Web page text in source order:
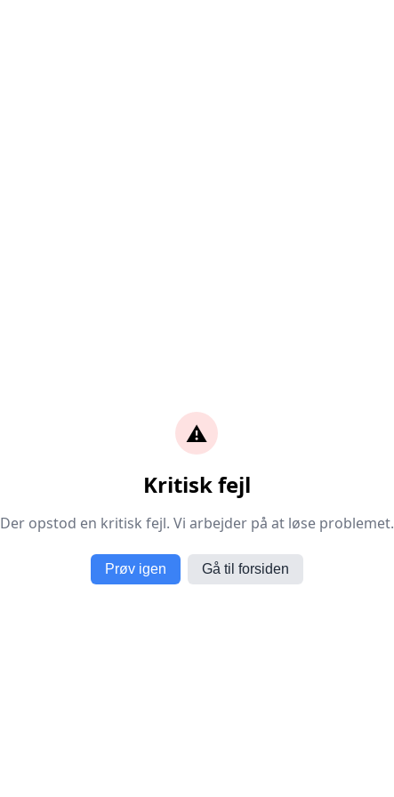
⚠️
Kritisk fejl
Der opstod en kritisk fejl. Vi arbejder på at løse problemet.
Prøv igen Gå til forsiden